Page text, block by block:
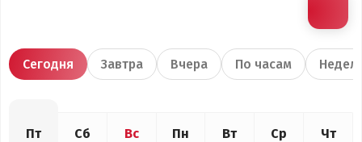
Сегодня Завтра Вчера По часам
Пт Сб Вс Пн Вт Ср Чт